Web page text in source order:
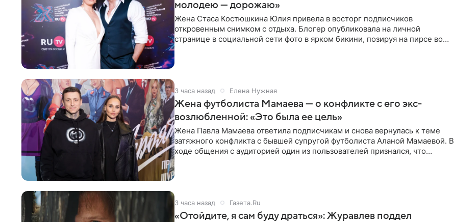
молодею — дорожаю»
Жена Стаса Костюшкина Юлия привела в восторг подписчиков
откровенным снимком с отдыха. Блогер опубликовала на личной
странице в социальной сети фото в ярком бикини, позируя на пирсе во
3 часа назад Елена Нужная
Жена футболиста Мамаева — о конфликте с его экс-
возлюбленной: «Это была ее цель»
Жена Павла Мамаева ответила подписчикам и снова вернулась к теме
затяжного конфликта с бывшей супругой футболиста Аланой Мамаевой. В
ходе общения с аудиторией один из пользователей признался, что
3 часа назад Газета.Ru
«Отойдите, я сам буду драться»: Журавлев поддел